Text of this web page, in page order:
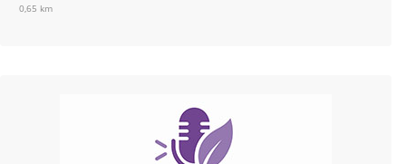
0,65 km